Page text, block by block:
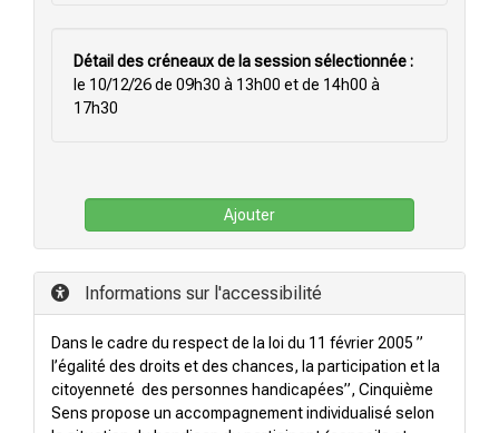
Détail des créneaux de la session sélectionnée :
le 10/12/26 de 09h30 à 13h00 et de 14h00 à
17h30
Ajouter
Informations sur l'accessibilité
Dans le cadre du respect de la loi du 11 février 2005 ”
l’égalité des droits et des chances, la participation et la
citoyenneté des personnes handicapées”, Cinquième
Sens propose un accompagnement individualisé selon